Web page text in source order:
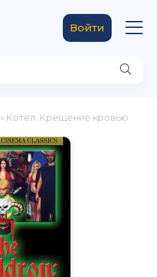
Войти
» Котёл: Крещение кровью